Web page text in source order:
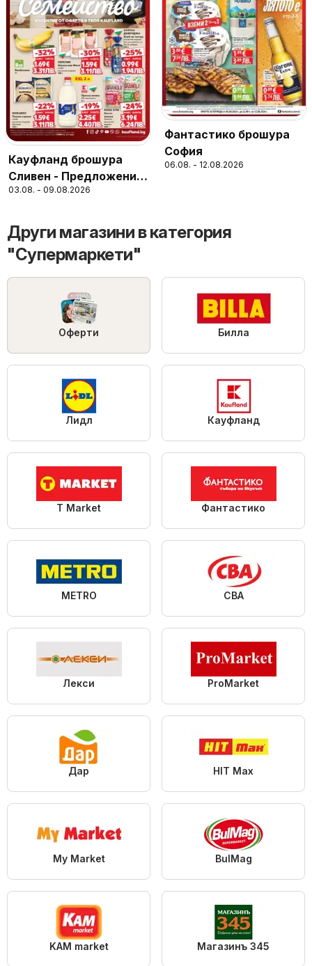
Кауфланд брошура
Сливен - Предложения
за цялото семейство
03.08. - 09.08.2026
Фантастико брошура
София
06.08. - 12.08.2026
Други магазини в категория
"Супермаркети"
Оферти Билла
Лидл Кауфланд
T Market Фантастико
METRO CBA
Лекси ProMarket
Дар HIT Max
My Market BulMag
KAM market Магазинъ 345